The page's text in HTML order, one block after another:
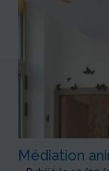
Médiation